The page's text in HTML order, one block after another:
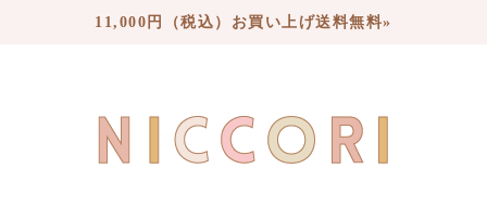
11,000円（税込）お買い上げ送料無料»